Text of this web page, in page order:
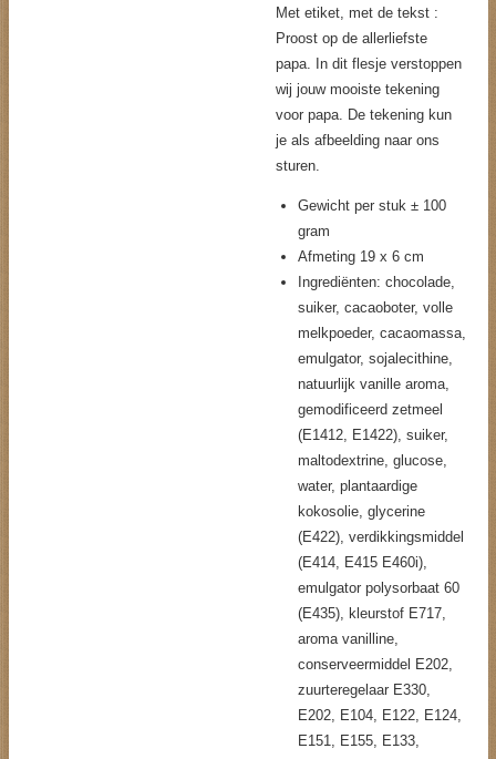
Met etiket, met de tekst :
Proost op de allerliefste
papa. In dit flesje verstoppen
wij jouw mooiste tekening
voor papa. De tekening kun
je als afbeelding naar ons
sturen.
Gewicht per stuk ± 100
gram
Afmeting 19 x 6 cm
Ingrediënten: chocolade,
suiker, cacaoboter, volle
melkpoeder, cacaomassa,
emulgator, sojalecithine,
natuurlijk vanille aroma,
gemodificeerd zetmeel
(E1412, E1422), suiker,
maltodextrine, glucose,
water, plantaardige
kokosolie, glycerine
(E422), verdikkingsmiddel
(E414, E415 E460i),
emulgator polysorbaat 60
(E435), kleurstof E717,
aroma vanilline,
conserveermiddel E202,
zuurteregelaar E330,
E202, E104, E122, E124,
E151, E155, E133,